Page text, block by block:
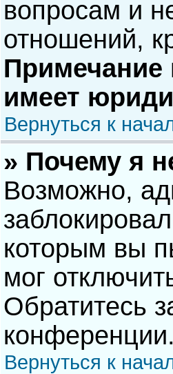
вопросам и
отношений,
Примечание
имеет
Вернуться к
» Почему я
Возможно,
которым вы
мог
Обратитесь
конференции.
Вернуться к